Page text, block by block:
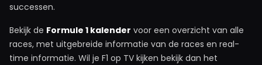
successen.
Bekijk de Formule 1 kalender voor een overzicht van alle
races, met uitgebreide informatie van de races en real-
time informatie. Wil je F1 op TV kijken bekijk dan het